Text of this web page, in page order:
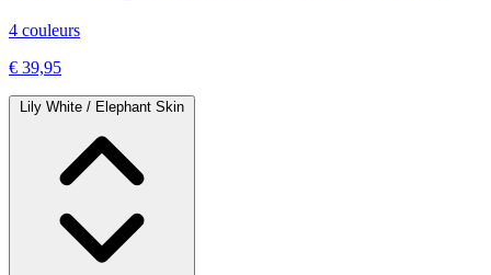
4 couleurs
€ 39,95
Lily White / Elephant Skin